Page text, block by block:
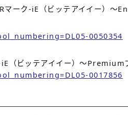
-iE（ビッテアイイー）～
0050354
ビッテアイイー）～Premium
0017856